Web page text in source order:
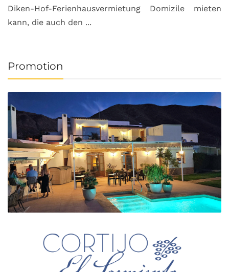
Diken-Hof-Ferienhausvermietung Domizile mieten
kann, die auch den ...
Promotion